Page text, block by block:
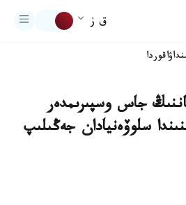
ق ز
اقوردا
جاس وسپىرىمدەر
سلوۆەنيادان جەڭىلىپ